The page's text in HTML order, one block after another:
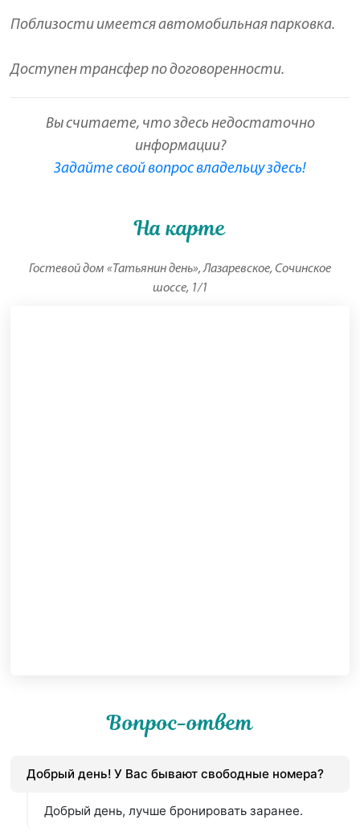
Поблизости имеется автомобильная парковка.
Доступен трансфер по договоренности.
Вы считаете, что здесь недостаточно
информации?
Задайте свой вопрос владельцу здесь!
На карте
Гостевой дом «Татьянин день», Лазаревское, Сочинское
шоссе, 1/1
Вопрос-ответ
Добрый день! У Вас бывают свободные номера?
Добрый день, лучше бронировать заранее.